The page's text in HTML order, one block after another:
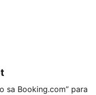
sa Booking.com” para